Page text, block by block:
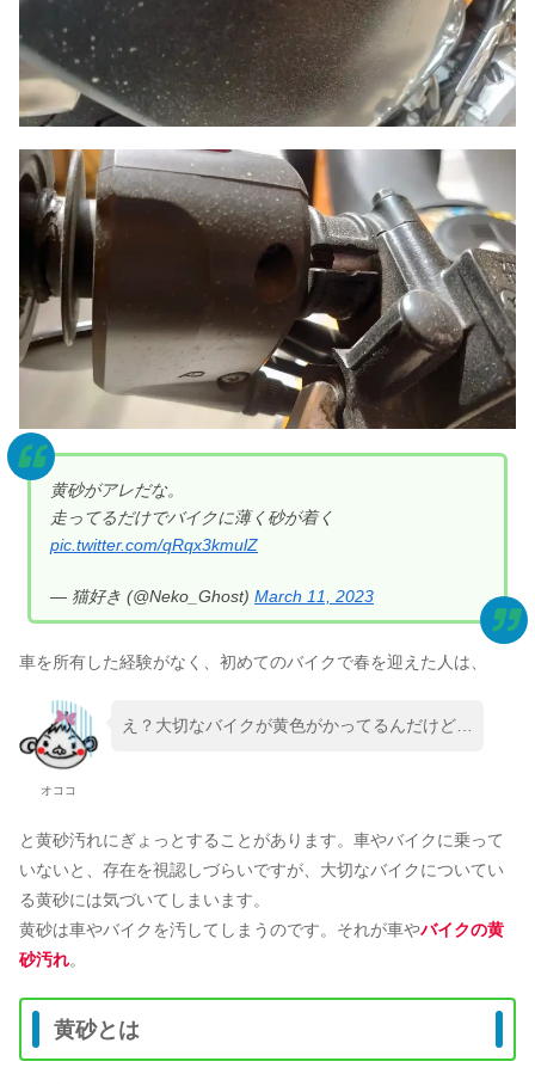
黄砂がアレだな。
走ってるだけでバイクに薄く砂が着く
pic.twitter.com/qRqx3kmulZ
— 猫好き (@Neko_Ghost) March 11, 2023
車を所有した経験がなく、初めてのバイクで春を迎えた人は、
オココ
え？大切なバイクが黄色がかってるんだけど…
と黄砂汚れにぎょっとすることがあります。車やバイクに乗って
いないと、存在を視認しづらいですが、大切なバイクについてい
る黄砂には気づいてしまいます。
黄砂は車やバイクを汚してしまうのです。それが車やバイクの黄
砂汚れ。
黄砂とは